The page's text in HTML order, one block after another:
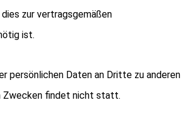
zur vertragsgemäßen
ist.
persönlichen Daten an Dritte zu anderen
Zwecken findet nicht statt.